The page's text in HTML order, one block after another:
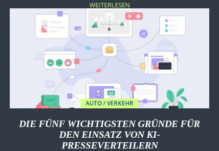
WEITERLESEN
AUTO / VERKEHR
DIE FÜNF WICHTIGSTEN GRÜNDE FÜR
DEN EINSATZ VON KI-
PRESSEVERTEILERN